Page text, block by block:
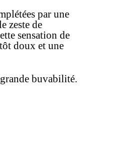
par une
zeste de
sensation de
doux et une
buvabilité.